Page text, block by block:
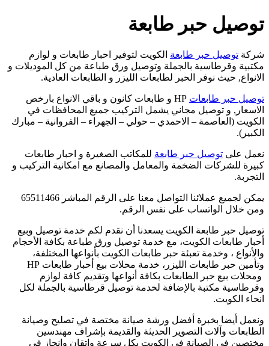
توصيل حبر طابعة
شركة توصيل حبر طابعة الكويت لتوفير احبار طابعات و لوازم
مكتبية وقرطاسية بالجملة وتوصيل ورق طباعة من كل الموديلات و
الانواع, حيث نوفر الحبر لطابعات الليزر و الطابعات العادية.
توصيل حبر طابعات
HP و طابعات كانون و باقي الانواع بارخص
الاسعار, و توصيل مجاني يشمل التركيب جميع المحافظات في
الكويت (العاصمة – الاحمدي – حولي – الجهراء – الفروانية – مبارك
الكبير).
نعمل على توصيل حبر طابعة للمكاتب الصغيرة و احبار طابعات
كبيرة للشركات الضخمة والمعامل والمصانع مع امكانية التركيب و
التجربة.
يمكن لجميع عملائنا التواصل معنا على الرقم المباشر 65511466
ومن خلال الواتساب على نفس الرقم.
توصيل حبر طابعة الكويت يسعدنا أن نقدم لكم خدمة توصيل وبيع
أحبار طابعات الكويت، مع خدمة توصيل ورق طباعة بكافة الأحجام
والأنواع ، وخدمة تعبئة حبر طابعات الكويت بأنواعها المختلفة،
وتأمين حبر طابعات الليزر، خدمة محلات بيع أحبار طابعات HP
ومحلات بيع حبر الطابعات بكافة أنواعها وتقديم كافة لوازم
وقرطاسية مكتبة بالإضافة لخدمة توصيل قرطاسية بالجملة لكل
انحاء الكويت.
ونعمل أيضا بخبرة أفضل ورشة صيانة مختصة في تصليح وصيانة
الطابعات وآلات التصوير الحديثة والقديمة بإشراف مهندسين
مختصين في الصيانة في الكويت بكل سرعة وإتقان وإنجاز في